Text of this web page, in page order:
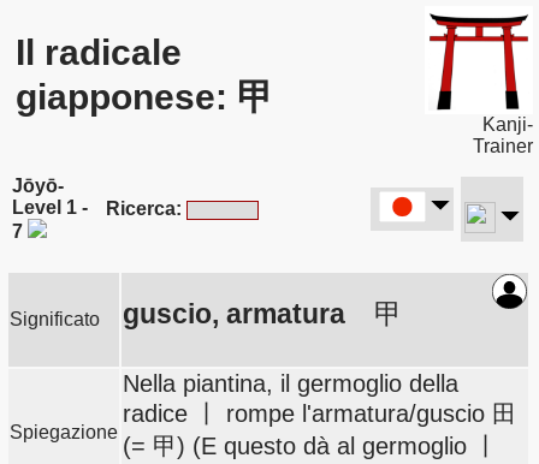
Il radicale
giapponese: 甲
Kanji-
Trainer
Jōyō-
Level 1 -
7
Ricerca:
Significato guscio, armatura 甲
Spiegazione
Nella piantina, il germoglio della
radice 丨 rompe l'armatura/guscio 田
(= 甲) (E questo dà al germoglio 丨